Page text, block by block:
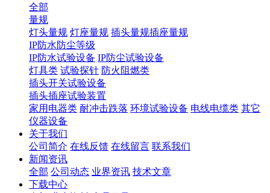
全部
量规
灯头量规 灯座量规 插头量规插座量规
IP防水防尘等级
IP防水试验设备 IP防尘试验设备
灯具类 试验探针 防火阻燃类
插头开关试验设备
插头插座试验装置
家用电器类 耐冲击跌落 环境试验设备 电线电缆类 其它
仪器设备
关于我们
公司简介 在线反馈 在线留言 联系我们
新闻资讯
全部 公司动态 业界资讯 技术文章
下载中心